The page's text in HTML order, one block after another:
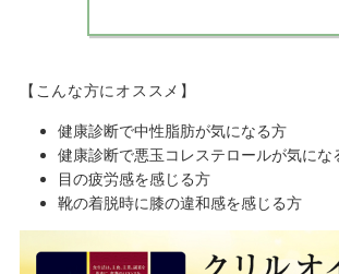
【こんな方にオススメ】
健康診断で中性脂肪が気になる方
健康診断で悪玉コレステロールが気にな
目の疲労感を感じる方
靴の着脱時に膝の違和感を感じる方